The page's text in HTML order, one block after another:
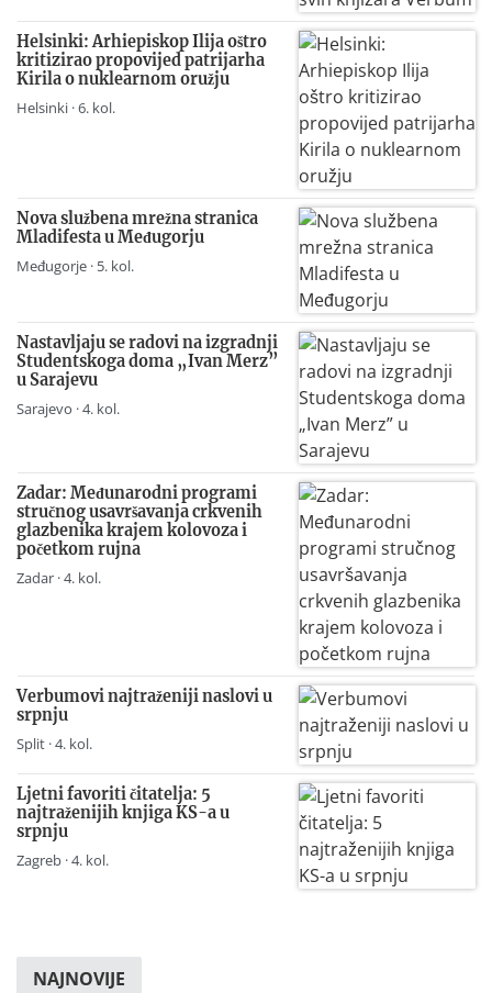
Helsinki: Arhiepiskop Ilija oštro
kritizirao propovijed patrijarha
Kirila o nuklearnom oružju
Helsinki · 6. kol.
Nova službena mrežna stranica
Mladifesta u Međugorju
Međugorje · 5. kol.
Nastavljaju se radovi na izgradnji
Studentskoga doma „Ivan Merz”
u Sarajevu
Sarajevo · 4. kol.
Zadar: Međunarodni programi
stručnog usavršavanja crkvenih
glazbenika krajem kolovoza i
početkom rujna
Zadar · 4. kol.
Verbumovi najtraženiji naslovi u
srpnju
Split · 4. kol.
Ljetni favoriti čitatelja: 5
najtraženijih knjiga KS-a u
srpnju
Zagreb · 4. kol.
NAJNOVIJE